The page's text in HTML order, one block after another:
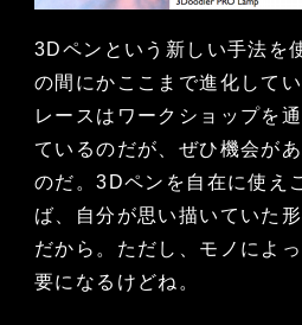
3Dペンという新しい手法を
の間にかここまで進化して
レースはワークショップを
ているのだが、ぜひ機会が
のだ。3Dペンを自在に使え
ば、自分が思い描いていた
だから。ただし、モノによ
要になるけどね。